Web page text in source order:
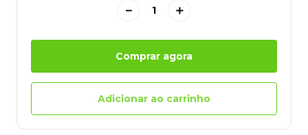
＋
－
Comprar agora
Adicionar ao carrinho